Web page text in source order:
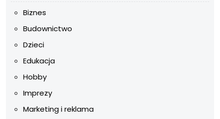
Biznes
Budownictwo
Dzieci
Edukacja
Hobby
Imprezy
Marketing i reklama